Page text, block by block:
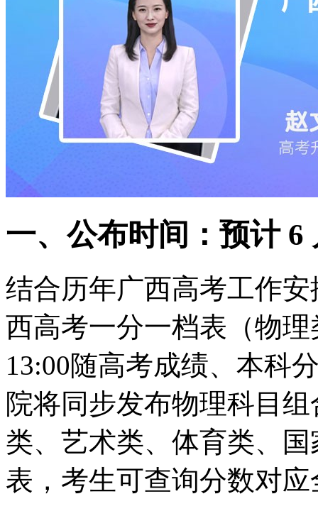
一、公布时间：预计 6
结合历年广西高考工作安
西高考一分一档表（物
13:00随高考成绩、本科
院将同步发布物理科目
类、艺术类、体育类、
表，考生可查询分数对